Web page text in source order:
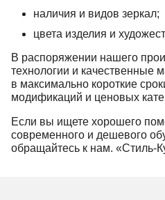
наличия и видов зеркал;
цвета изделия и
В распоряжении нашего
технологии и качественные
в максимально короткие
модификаций и ценовых
Если вы ищете хорошего
современного и дешевого
обращайтесь к нам. «Стиль-